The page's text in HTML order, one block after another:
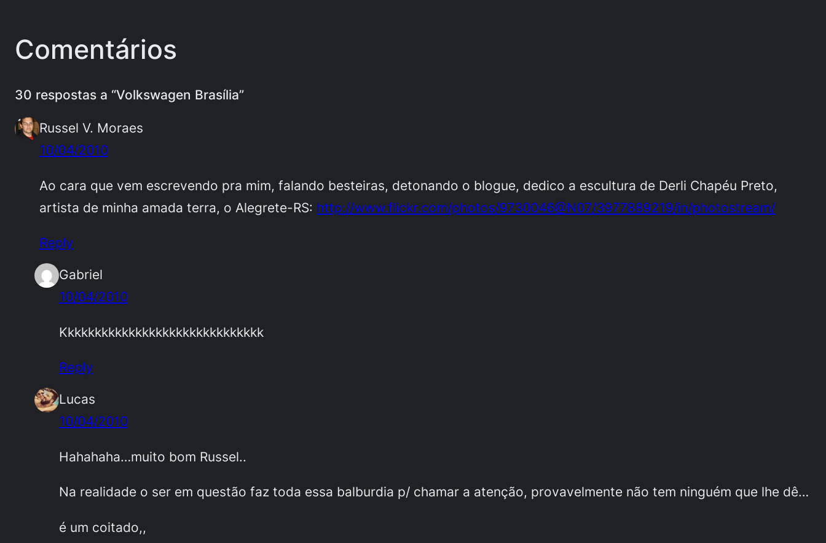
Comentários
30 respostas a “Volkswagen Brasília”
Russel V. Moraes
10/04/2010
Ao cara que vem escrevendo pra mim, falando besteiras, detonando o blogue, dedico a escultura de Derli Chapéu Preto,
artista de minha amada terra, o Alegrete-RS: http://www.flickr.com/photos/9730046@N07/3977889219/in/photostream/
Reply
Gabriel
10/04/2010
Kkkkkkkkkkkkkkkkkkkkkkkkkkkkkk
Reply
Lucas
10/04/2010
Hahahaha…muito bom Russel..
Na realidade o ser em questão faz toda essa balburdia p/ chamar a atenção, provavelmente não tem ninguém que lhe dê…
é um coitado,,